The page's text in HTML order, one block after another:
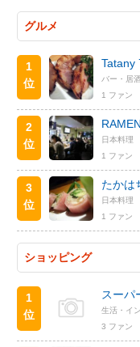
グルメ
1
位
Tatany
バー・居
1 ファン
2
位
日本料理
1 ファン
3
位
たかは
日本料理
1 ファン
ショッピング
1
位
スーパ
生活・イ
3 ファン